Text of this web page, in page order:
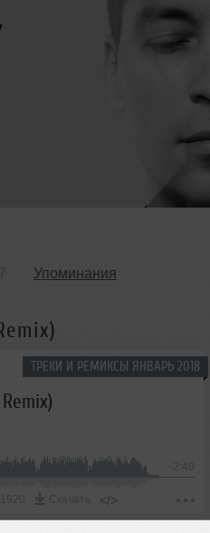
Упоминания
ТРЕКИ И РЕМИКСЫ ЯНВАРЬ 2018
-2:40
1920 Скачать </>